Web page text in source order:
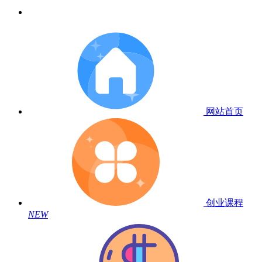
网站首页
创业课程
NEW